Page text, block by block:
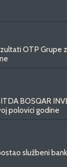
OTP Grupe
BOSQAR
polovici godine
službeni